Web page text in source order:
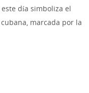
día simboliza el
marcada por la